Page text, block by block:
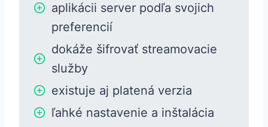
aplikácii server podľa svojich
preferencií
dokáže šifrovať streamovacie
služby
existuje aj platená verzia
ľahké nastavenie a inštalácia